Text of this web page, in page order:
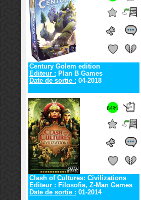
Century Golem edition
Editeur : Plan B Games
Date de sortie : 04-2018
64%
Clash of Cultures: Civilizations
Editeur : Filosofia, Z-Man Games
Date de sortie : 01-2014